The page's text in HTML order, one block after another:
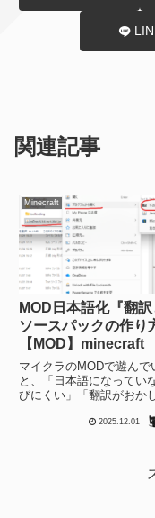
関連記事
Minecraft
MOD日本語化『翻訳
ソースパックの作り
【MOD】minecraft
マイクラのMODで遊んで
と、「日本語になってい
びにくい」「翻訳がおか
たることがあります。新
たら嬉しいと思うのでそ
2025.12.01